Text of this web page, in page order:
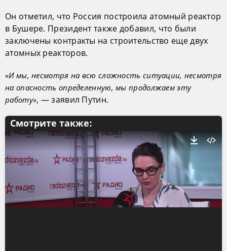
Он отметил, что Россия построила атомный реактор
в Бушере. Президент также добавил, что были
заключены контракты на строительство еще двух
атомных реакторов.
«И мы, несмотря на всю сложность ситуации, несмотря
на опасность определенную, мы продолжаем эту
работу», — заявил Путин.
Смотрите также: